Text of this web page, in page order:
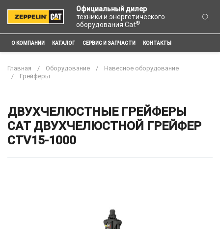
Официальный дилер
техники и энергетического
оборудования Cat®
О КОМПАНИИ КАТАЛОГ СЕРВИС И ЗАПЧАСТИ КОНТАКТЫ
Главная Оборудование
Навесное оборудование
Грейферы
ДВУХЧЕЛЮСТНЫЕ ГРЕЙФЕРЫ
CAT ДВУХЧЕЛЮСТНОЙ ГРЕЙФЕР
CTV15-1000